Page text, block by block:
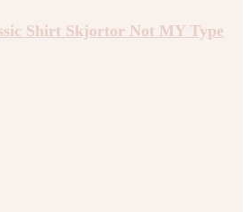
Shirt Skjortor Not MY Type